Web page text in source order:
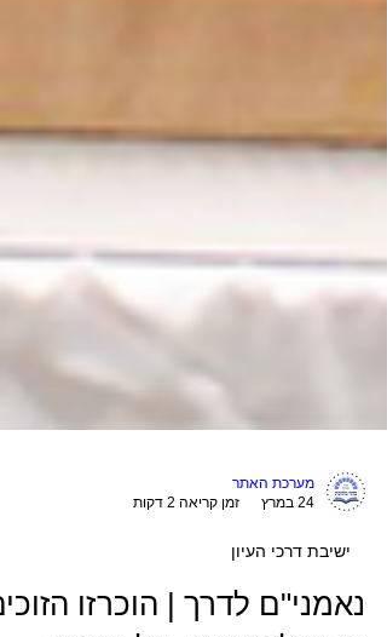
24 במרץ
זמן קריאה 2 דקות
ישיבת דרכי העיון